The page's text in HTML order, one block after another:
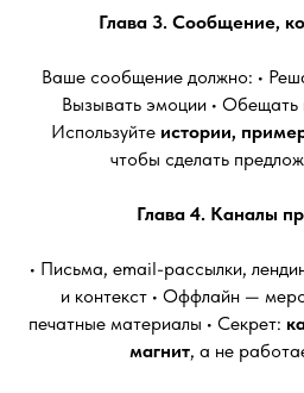
Глава 3. Сообщение,
Ваше сообщение должно: •
Вызывать эмоции • Обещать
Используйте истории,
чтобы сделать
Глава 4. Каналы
• Письма, email-рассылки,
и контекст • Оффлайн —
печатные материалы • Секрет:
магнит, а не